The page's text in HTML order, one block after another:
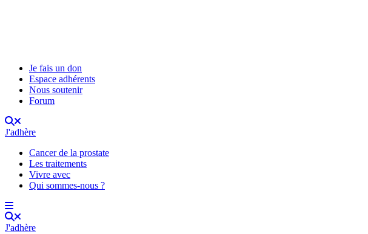
Je fais un don
Espace adhérents
Nous soutenir
Forum
J'adhère
Cancer de la prostate
Les traitements
Vivre avec
Qui sommes-nous ?
J'adhère